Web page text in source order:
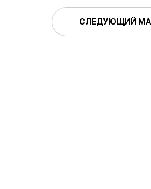
СЛЕДУЮЩИЙ